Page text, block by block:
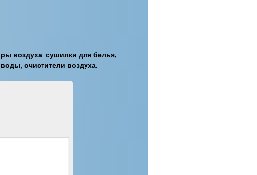
воздуха, сушилки для белья,
очистители воздуха.